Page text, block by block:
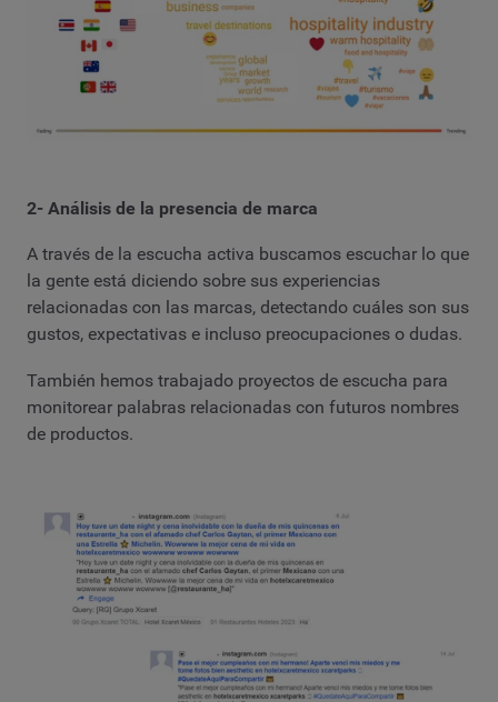
2- Análisis de la presencia de marca
A través de la escucha activa buscamos escuchar lo que
la gente está diciendo sobre sus experiencias
relacionadas con las marcas, detectando cuáles son sus
gustos, expectativas e incluso preocupaciones o dudas.
También hemos trabajado proyectos de escucha para
monitorear palabras relacionadas con futuros nombres
de productos.